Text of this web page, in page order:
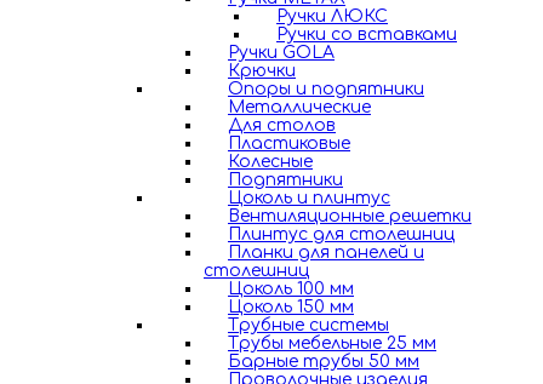
Ручки ЛЮКС
Ручки со вставками
Ручки GOLA
Крючки
Опоры и подпятники
Металлические
Для столов
Пластиковые
Колесные
Подпятники
Цоколь и плинтус
Вентиляционные решетки
Плинтус для столешниц
Планки для панелей и
столешниц
Цоколь 100 мм
Цоколь 150 мм
Трубные системы
Трубы мебельные 25 мм
Барные трубы 50 мм
Проволочные изделия